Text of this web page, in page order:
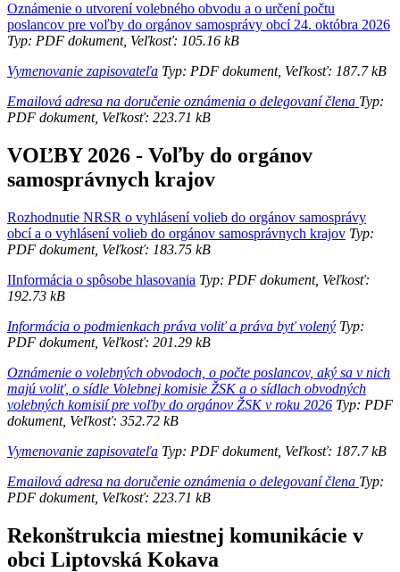
Oznámenie o utvorení volebného obvodu a o určení počtu
poslancov pre voľby do orgánov samosprávy obcí 24. októbra 2026
Typ: PDF dokument, Veľkosť: 105.16 kB
Vymenovanie zapisovateľa Typ: PDF dokument, Veľkosť: 187.7 kB
Emailová adresa na doručenie oznámenia o delegovaní člena Typ:
PDF dokument, Veľkosť: 223.71 kB
VOĽBY 2026 - Voľby do orgánov
samosprávnych krajov
Rozhodnutie NRSR o vyhlásení volieb do orgánov samosprávy
obcí a o vyhlásení volieb do orgánov samosprávnych krajov Typ:
PDF dokument, Veľkosť: 183.75 kB
IInformácia o spôsobe hlasovania Typ: PDF dokument, Veľkosť:
192.73 kB
Informácia o podmienkach práva voliť a práva byť volený Typ:
PDF dokument, Veľkosť: 201.29 kB
Oznámenie o volebných obvodoch, o počte poslancov, aký sa v nich
majú voliť, o sídle Volebnej komisie ŽSK a o sídlach obvodných
volebných komisií pre voľby do orgánov ŽSK v roku 2026 Typ: PDF
dokument, Veľkosť: 352.72 kB
Vymenovanie zapisovateľa Typ: PDF dokument, Veľkosť: 187.7 kB
Emailová adresa na doručenie oznámenia o delegovaní člena Typ:
PDF dokument, Veľkosť: 223.71 kB
Rekonštrukcia miestnej komunikácie v
obci Liptovská Kokava